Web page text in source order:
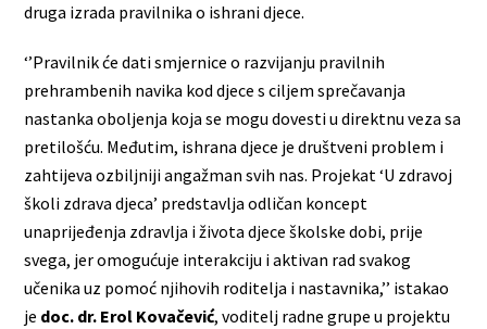
druga izrada pravilnika o ishrani djece.
‘’Pravilnik će dati smjernice o razvijanju pravilnih
prehrambenih navika kod djece s ciljem sprečavanja
nastanka oboljenja koja se mogu dovesti u direktnu veza sa
pretilošću. Međutim, ishrana djece je društveni problem i
zahtijeva ozbiljniji angažman svih nas. Projekat ‘U zdravoj
školi zdrava djeca’ predstavlja odličan koncept
unaprijeđenja zdravlja i života djece školske dobi, prije
svega, jer omogućuje interakciju i aktivan rad svakog
učenika uz pomoć njihovih roditelja i nastavnika,’’ istakao
je doc. dr. Erol Kovačević, voditelj radne grupe u projektu